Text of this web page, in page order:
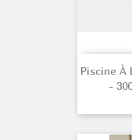
Piscine À
-